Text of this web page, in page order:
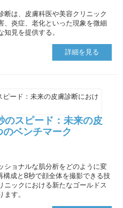
断は、皮膚科医や美容クリニック
、炎症、老化といった現象を微細
見を提供する。
詳細を見る
スピード：未来の皮
ベンチマーク
ショナルな肌分析をどのように変
成と8秒で顔全体を撮影できる技
ニックにおける新たなゴールドス
す。